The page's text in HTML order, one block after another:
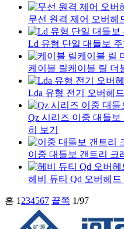
무선 원격 제어 오버헤
Ld 유형 단일 대들보
케이블 릴케이블 릴 더
Lda 유형 전기 오버헤
Qz 시리즈 이중 대들
히 보기
이중 대들보 갠트리 크
헤비 듀티 Qd 오버헤드
홈 1 234567 끝쪽 1/97